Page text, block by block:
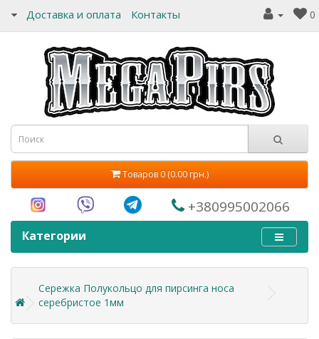
Доставка и оплата Контакты 0
Товаров 0 (0.00 грн.)
+380995002066
Категории
Сережка Полукольцо для пирсинга носа
серебристое 1мм